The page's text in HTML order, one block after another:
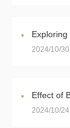
2024/10/30
2024/10/24